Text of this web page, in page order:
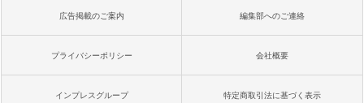
広告掲載のご案内 編集部へのご連絡
プライバシーポリシー 会社概要
インプレスグループ 特定商取引法に基づく表示